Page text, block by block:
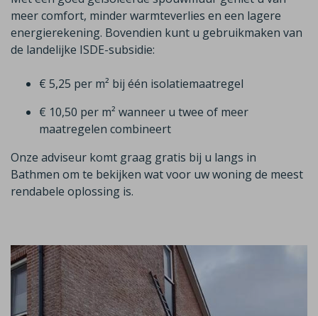
meer comfort, minder warmteverlies en een lagere
energierekening. Bovendien kunt u gebruikmaken van
de landelijke ISDE-subsidie:
€ 5,25 per m² bij één isolatiemaatregel
€ 10,50 per m² wanneer u twee of meer
maatregelen combineert
Onze adviseur komt graag gratis bij u langs in
Bathmen om te bekijken wat voor uw woning de meest
rendabele oplossing is.